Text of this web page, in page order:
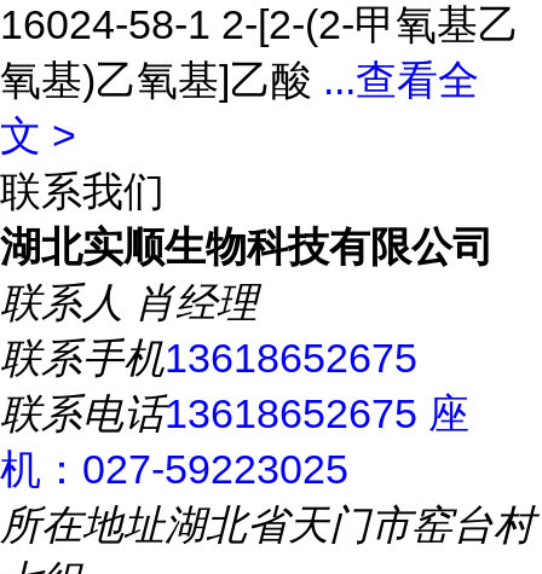
16024-58-1 2-[2-(2-甲氧基乙
氧基)乙氧基]乙酸 ...查看全
文 >
联系我们
湖北实顺生物科技有限公司
联系人 肖经理
联系手机13618652675
联系电话13618652675 座
机：027-59223025
所在地址湖北省天门市窑台村